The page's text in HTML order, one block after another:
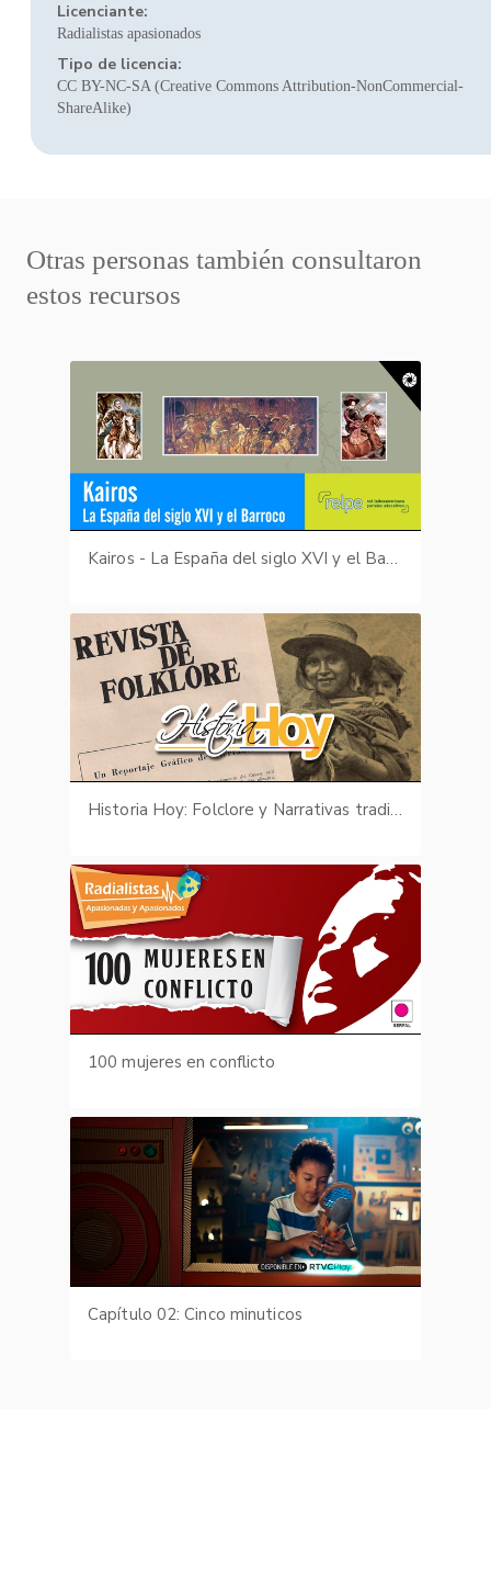
Licenciante:
Radialistas apasionados
Tipo de licencia:
CC BY-NC-SA (Creative Commons Attribution-NonCommercial-
ShareAlike)
Otras personas también consultaron
estos recursos
Kairos - La España del siglo XVI y el Barroco
Historia Hoy: Folclore y Narrativas tradicionales
100 mujeres en conflicto
Capítulo 02: Cinco minuticos